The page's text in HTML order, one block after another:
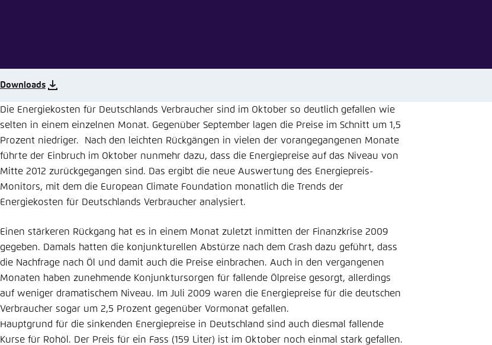
Downloads
Die Energiekosten für Deutschlands Verbraucher sind im Oktober so deutlich gefallen wie
selten in einem einzelnen Monat. Gegenüber September lagen die Preise im Schnitt um 1,5
Prozent niedriger. Nach den leichten Rückgängen in vielen der vorangegangenen Monate
führte der Einbruch im Oktober nunmehr dazu, dass die Energiepreise auf das Niveau von
Mitte 2012 zurückgegangen sind. Das ergibt die neue Auswertung des Energiepreis-
Monitors, mit dem die European Climate Foundation monatlich die Trends der
Energiekosten für Deutschlands Verbraucher analysiert.
Einen stärkeren Rückgang hat es in einem Monat zuletzt inmitten der Finanzkrise 2009
gegeben. Damals hatten die konjunkturellen Abstürze nach dem Crash dazu geführt, dass
die Nachfrage nach Öl und damit auch die Preise einbrachen. Auch in den vergangenen
Monaten haben zunehmende Konjunktursorgen für fallende Ölpreise gesorgt, allerdings
auf weniger dramatischem Niveau. Im Juli 2009 waren die Energiepreise für die deutschen
Verbraucher sogar um 2,5 Prozent gegenüber Vormonat gefallen.
Hauptgrund für die sinkenden Energiepreise in Deutschland sind auch diesmal fallende
Kurse für Rohöl. Der Preis für ein Fass (159 Liter) ist im Oktober noch einmal stark gefallen.